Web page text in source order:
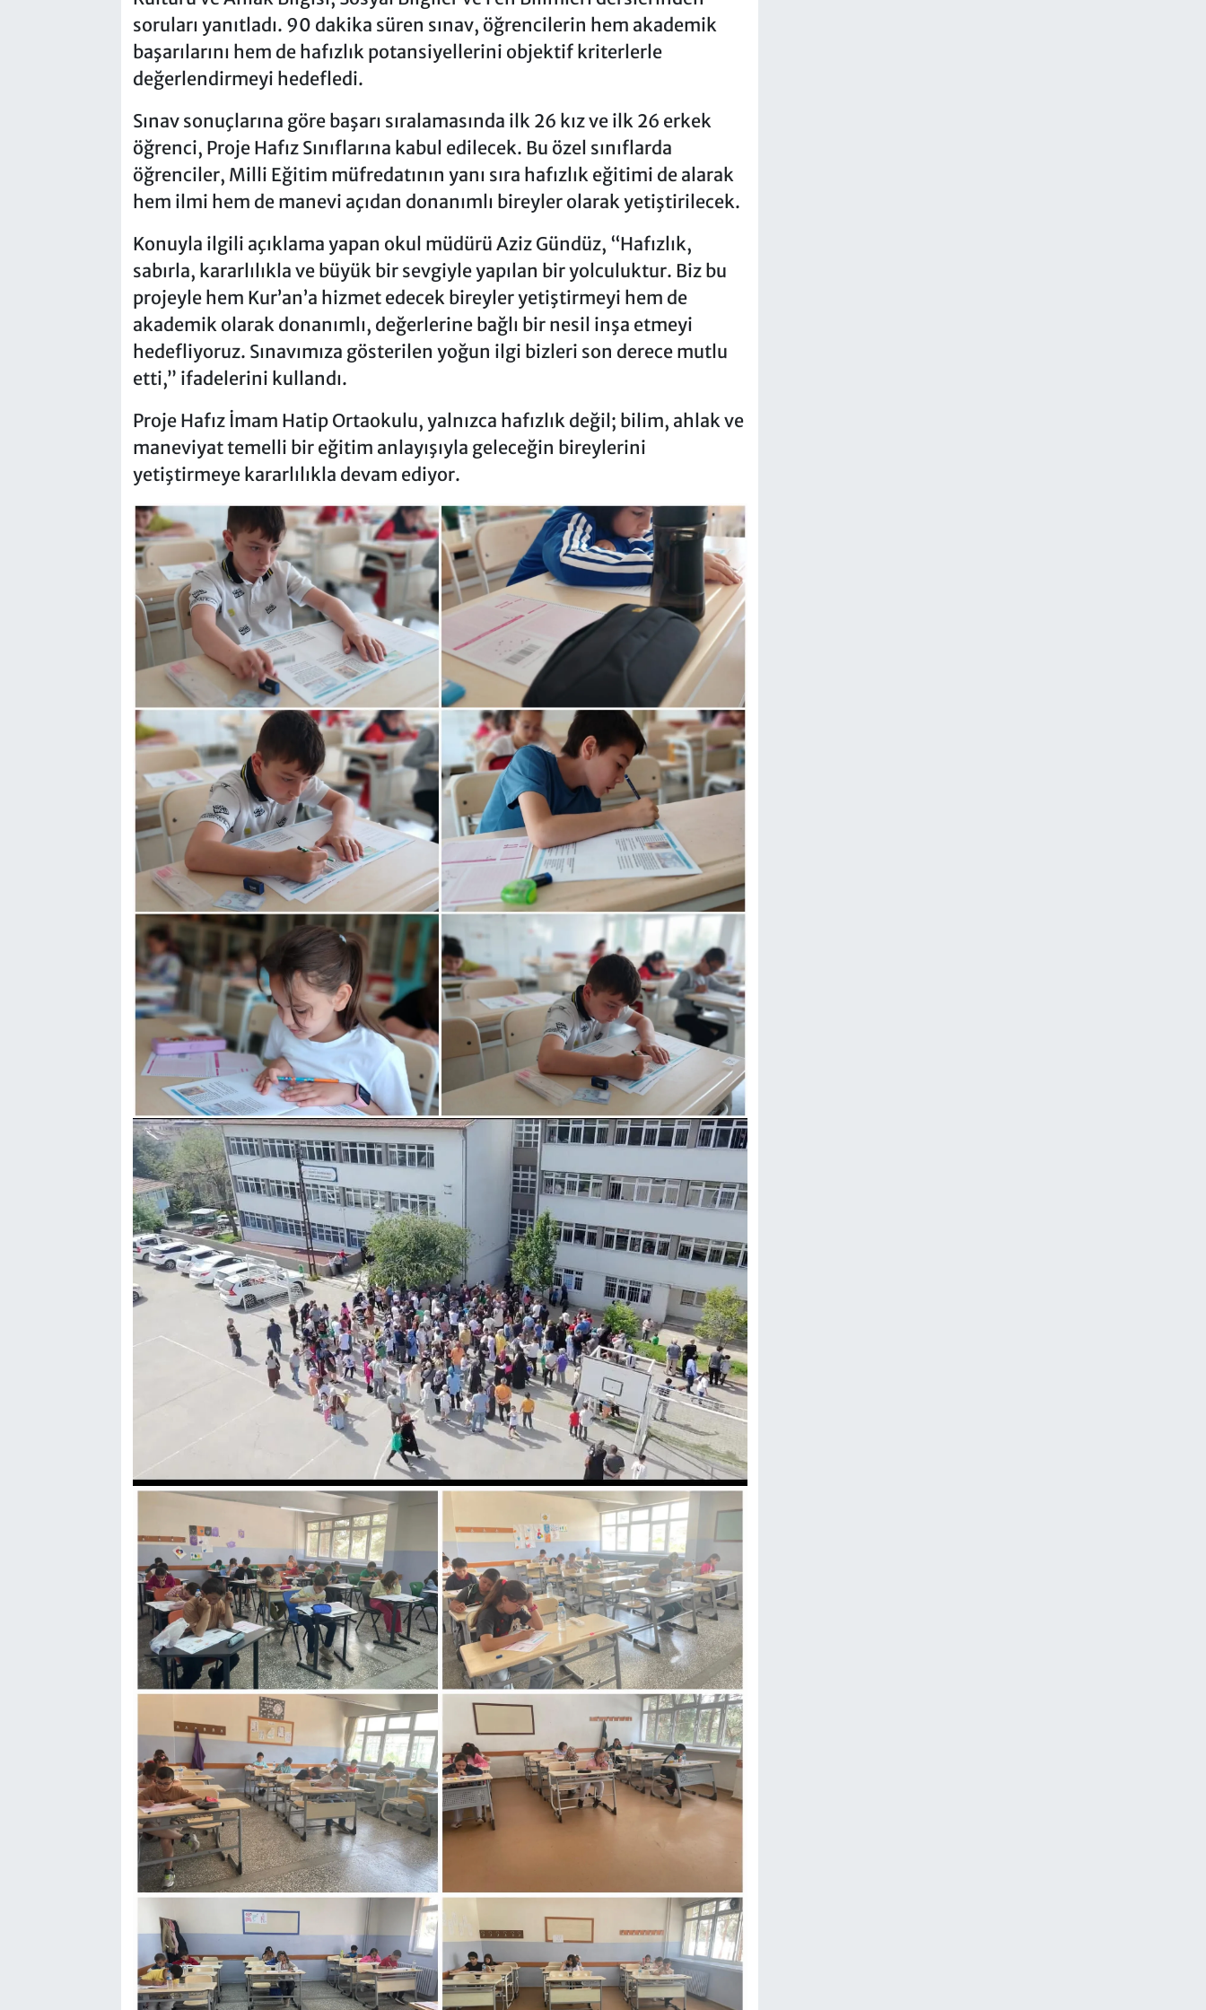
soruları yanıtladı. 90 dakika süren sınav, öğrencilerin hem akademik
başarılarını hem de hafızlık potansiyellerini objektif kriterlerle
değerlendirmeyi hedefledi.
Sınav sonuçlarına göre başarı sıralamasında ilk 26 kız ve ilk 26 erkek
öğrenci, Proje Hafız Sınıflarına kabul edilecek. Bu özel sınıflarda
öğrenciler, Milli Eğitim müfredatının yanı sıra hafızlık eğitimi de alarak
hem ilmi hem de manevi açıdan donanımlı bireyler olarak yetiştirilecek.
Konuyla ilgili açıklama yapan okul müdürü Aziz Gündüz, “Hafızlık,
sabırla, kararlılıkla ve büyük bir sevgiyle yapılan bir yolculuktur. Biz bu
projeyle hem Kur’an’a hizmet edecek bireyler yetiştirmeyi hem de
akademik olarak donanımlı, değerlerine bağlı bir nesil inşa etmeyi
hedefliyoruz. Sınavımıza gösterilen yoğun ilgi bizleri son derece mutlu
etti,” ifadelerini kullandı.
Proje Hafız İmam Hatip Ortaokulu, yalnızca hafızlık değil; bilim, ahlak ve
maneviyat temelli bir eğitim anlayışıyla geleceğin bireylerini
yetiştirmeye kararlılıkla devam ediyor.